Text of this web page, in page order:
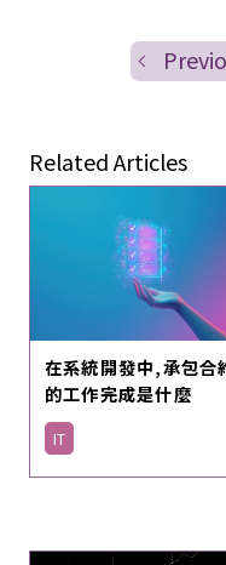
Related Articles
在系統開發中,承包合
的工作完成是什麼
IT